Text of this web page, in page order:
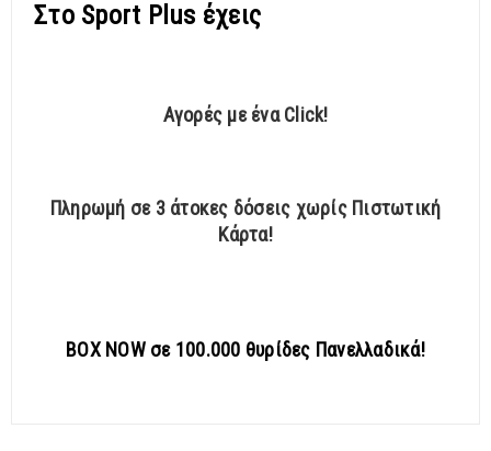
Στο Sport Plus έχεις
Αγορές με ένα Click!
Πληρωμή σε 3 άτοκες δόσεις χωρίς Πιστωτική
Κάρτα!
BOX NOW σε 100.000 θυρίδες Πανελλαδικά!